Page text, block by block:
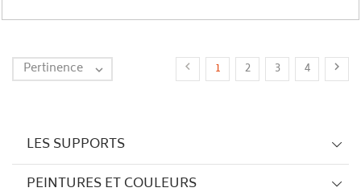
LES SUPPORTS
PEINTURES ET COULEURS
Pertinence   1 2 3 4 